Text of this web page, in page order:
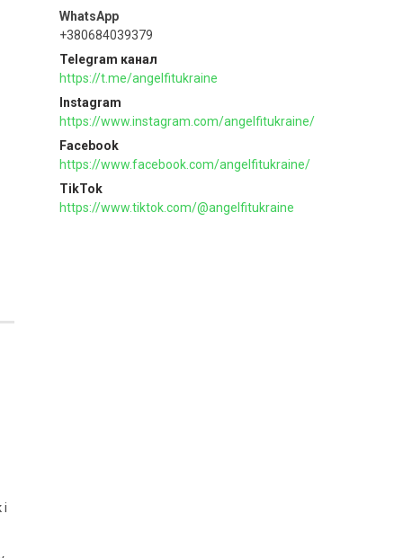
+380684039379
Telegram канал
https://t.me/angelfitukraine
Instagram
https://www.instagram.com/angelfitukraine/
Facebook
https://www.facebook.com/angelfitukraine/
TikTok
https://www.tiktok.com/@angelfitukraine